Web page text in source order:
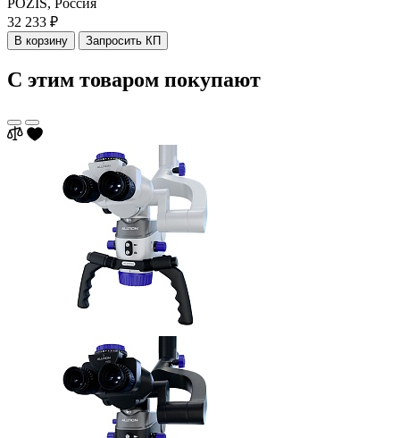
POZIS, Россия
32 233 ₽
В корзину Запросить КП
С этим товаром покупают